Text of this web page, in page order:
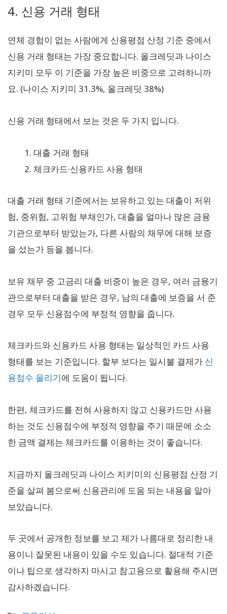
4. 신용 거래 형태
연체 경험이 없는 사람에게 신용평점 산정 기준 중에서
신용 거래 형태는 가장 중요합니다. 올크레딧과 나이스
지키미 모두 이 기준을 가장 높은 비중으로 고려하니까
요. (나이스 지키미 31.3%, 올크레딧 38%)
신용 거래 형태에서 보는 것은 두 가지 입니다.
대출 거래 형태
체크카드·신용카드 사용 형태
대출 거래 형태 기준에서는 보유하고 있는 대출이 저위
험, 중위험, 고위험 부채인가, 대출을 얼마나 많은 금융
기관으로부터 받았는가, 다른 사람의 채무에 대해 보증
을 섰는가 등을 봅니다.
보유 채무 중 고금리 대출 비중이 높은 경우, 여러 금융기
관으로부터 대출을 받은 경우, 남의 대출에 보증을 서 준
경우 모두 신용점수에 부정적 영향을 줍니다.
체크카드와 신용카드 사용 형태는 일상적인 카드 사용
형태를 보는 기준입니다. 할부 보다는 일시불 결제가 신
용점수 올리기에 도움이 됩니다.
한편, 체크카드를 전혀 사용하지 않고 신용카드만 사용
하는 것도 신용점수에 부정적 영향을 주기 때문에 소소
한 금액 결제는 체크카드를 이용하는 것이 좋습니다.
지금까지 올크레딧과 나이스 지키미의 신용평점 산정 기
준을 살펴 봄으로써 신용관리에 도움 되는 내용을 알아
보았습니다.
두 곳에서 공개한 정보를 보고 제가 나름대로 정리한 내
용이니 잘못된 내용이 있을 수도 있습니다. 절대적 기준
이나 팁으로 생각하지 마시고 참고용으로 활용해 주시면
감사하겠습니다.